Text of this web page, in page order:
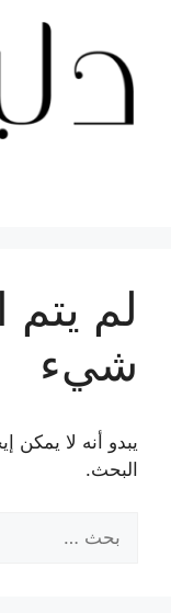
المحتوى
لم يتم
شيء
يبدو أنه لا يمكن
البحث.
عن: